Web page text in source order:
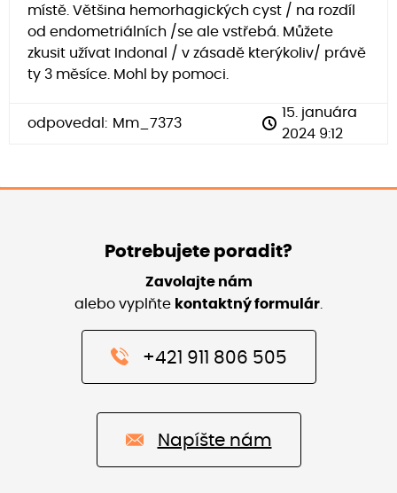
místě. Většina hemorhagických cyst / na rozdíl
od endometriálních /se ale vstřebá. Můžete
zkusit užívat Indonal / v zásadě kterýkoliv/ právě
ty 3 měsíce. Mohl by pomoci.
odpovedal: Mm_7373
15. januára
2024 9:12
Potrebujete poradit?
Zavolajte nám
alebo vyplňte kontaktný formulár
+421 911 806 505
Napíšte nám